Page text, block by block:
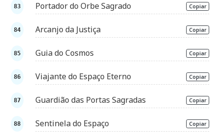
Portador do Orbe Sagrado Copiar
Arcanjo da Justiça Copiar
Guia do Cosmos Copiar
Viajante do Espaço Eterno Copiar
Guardião das Portas Sagradas Copiar
Sentinela do Espaço Copiar